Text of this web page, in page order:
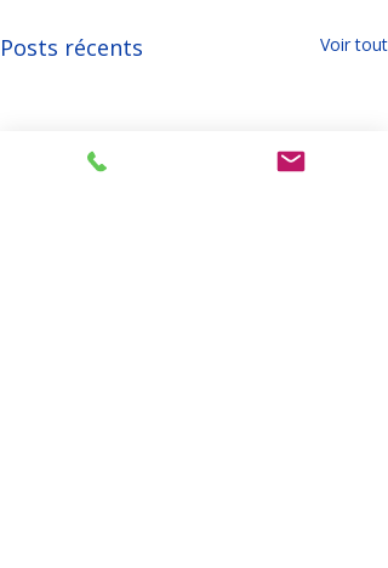
Posts récents Voir tout